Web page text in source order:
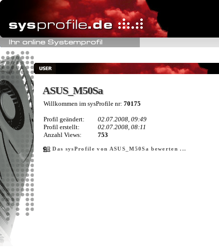
ASUS_M50Sa
ASUS_M50Sa
Willkommen im sysProfile nr: 70175
Profil geändert:
02.07.2008, 09:49
Profil erstellt:
02.07.2008, 08:11
Anzahl Views:
753
Das sysProfile von ASUS_M50Sa bewerten ...